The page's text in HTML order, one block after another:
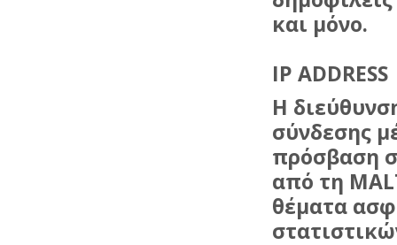
και μόνο.
IP ADDRESS
H
σύνδεσης
πρόσβαση
από τη
θέματα